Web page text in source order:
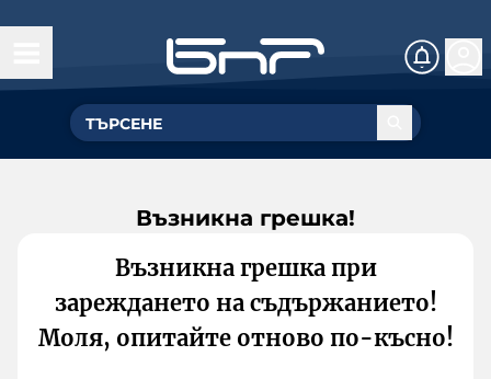
Възникна грешка!
Възникна грешка при
зареждането на съдържанието!
Моля, опитайте отново по-късно!